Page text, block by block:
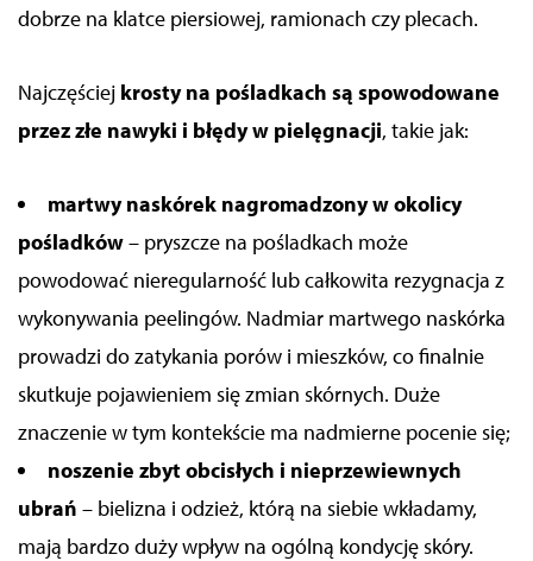
dobrze na klatce piersiowej, ramionach czy plecach.
Najczęściej krosty na pośladkach są spowodowane
przez złe nawyki i błędy w pielęgnacji, takie jak:
martwy naskórek nagromadzony w okolicy
pośladków– pryszcze na pośladkach może
powodować nieregularność lub całkowita rezygnacja z
wykonywania peelingów. Nadmiar martwego naskórka
prowadzi do zatykania porów i mieszków, co finalnie
skutkuje pojawieniem się zmian skórnych. Duże
znaczenie w tym kontekście ma nadmierne pocenie się;
noszenie zbyt obcisłych i nieprzewiewnych
ubrań – bielizna i odzież, którą na siebie wkładamy,
mają bardzo duży wpływ na ogólną kondycję skóry.